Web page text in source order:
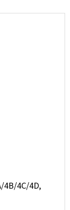
4B/4C/4D,